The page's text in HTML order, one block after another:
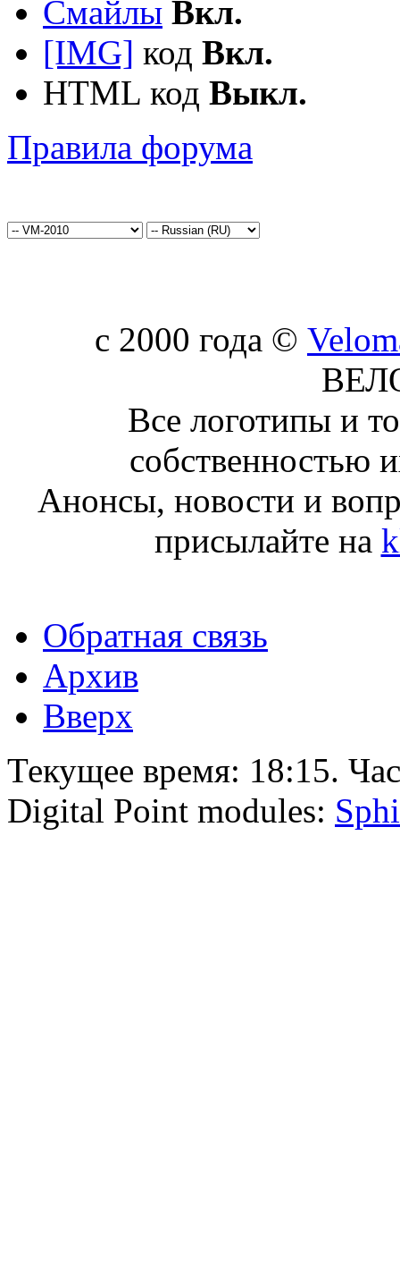
Смайлы Вкл.
[IMG] код Вкл.
HTML код Выкл.
Правила форума
c 2000 года ©
Все логотипы и
собственностью
Анонсы, новости и
присылайте на
Обратная связь
Архив
Вверх
Текущее время: 18:15.
Digital Point modules: